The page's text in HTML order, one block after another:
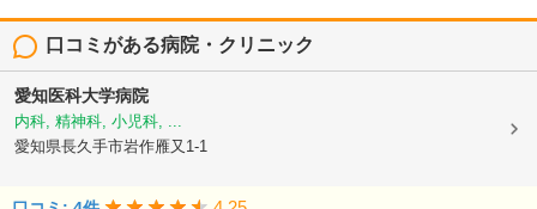
口コミがある病院・クリニック
愛知医科大学病院
内科, 精神科, 小児科, ...
愛知県長久手市岩作雁又1-1